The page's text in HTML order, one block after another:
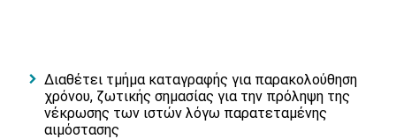
Διαθέτει τμήμα καταγραφής για παρακολούθηση
χρόνου, ζωτικής σημασίας για την πρόληψη της
νέκρωσης των ιστών λόγω παρατεταμένης
αιμόστασης